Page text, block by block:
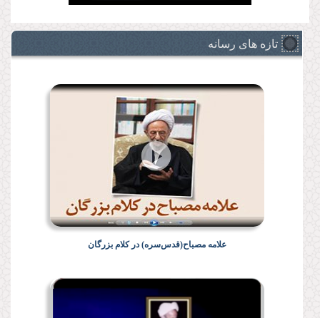
تازه های رسانه
علامه مصباح(قدس‌سره) در کلام بزرگان